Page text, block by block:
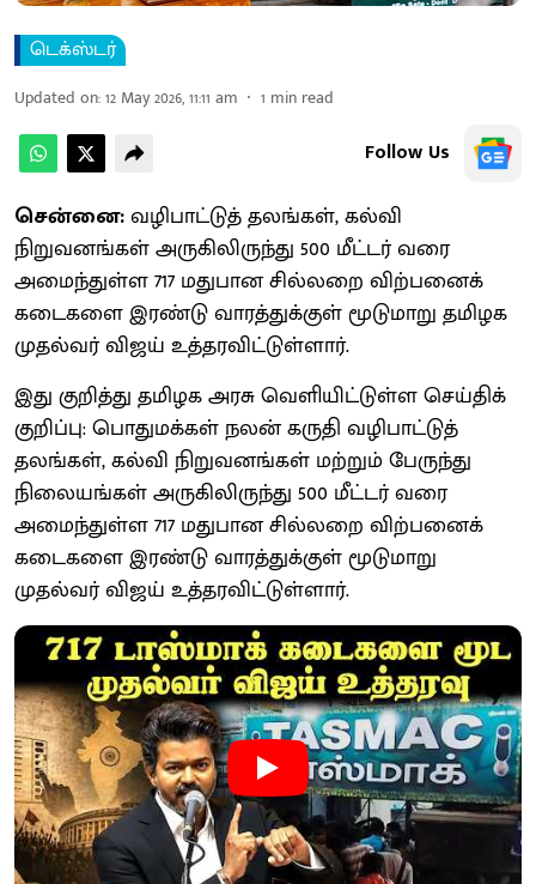
டெக்ஸ்டர்
Updated on:12 May 2026, 11:11 am 1 min read
Follow Us
சென்னை:வழிபாட்டுத் தலங்கள், கல்வி
நிறுவனங்கள் அருகிலிருந்து 500 மீட்டர் வரை
அமைந்துள்ள 717 மதுபான சில்லறை விற்பனைக்
கடைகளை இரண்டு வாரத்துக்குள் மூடுமாறு தமிழக
முதல்வர் விஜய் உத்தரவிட்டுள்ளார்.
இது குறித்து தமிழக அரசு வெளியிட்டுள்ள செய்திக்
குறிப்பு: பொதுமக்கள் நலன் கருதி வழிபாட்டுத்
தலங்கள், கல்வி நிறுவனங்கள் மற்றும் பேருந்து
நிலையங்கள் அருகிலிருந்து 500 மீட்டர் வரை
அமைந்துள்ள 717 மதுபான சில்லறை விற்பனைக்
கடைகளை இரண்டு வாரத்துக்குள் மூடுமாறு
முதல்வர் விஜய் உத்தரவிட்டுள்ளார்.